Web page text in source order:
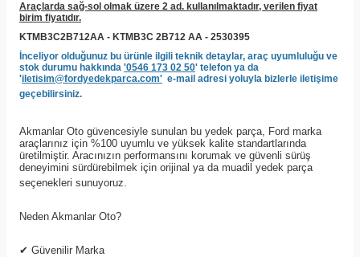
Araçlarda sağ-sol olmak üzere 2 ad. kullanılmaktadır, verilen fiyat
birim fiyatıdır.
KTMB3C2B712AA - KTMB3C 2B712 AA - 2530395
İnceliyor olduğunuz bu ürünle ilgili teknik detaylar, araç uyumluluğu ve
stok durumu hakkında '0546 173 02 50' telefon ya da
'iletisim@fordyedekparca.com' e-mail adresi yoluyla bizlerle iletişime
geçebilirsiniz.
Akmanlar Oto güvencesiyle sunulan bu yedek parça, Ford marka
araçlarınız için %100 uyumlu ve yüksek kalite standartlarında
üretilmiştir. Aracınızın performansını korumak ve güvenli sürüş
deneyimini sürdürebilmek için orijinal ya da muadil yedek parça
seçenekleri sunuyoruz.
Neden Akmanlar Oto?
✔ Güvenilir Marka